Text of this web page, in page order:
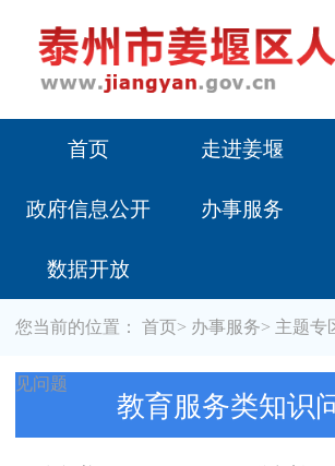
首页 走进姜堰
政府信息公开 办事服务
数据开放
您当前的位置：首页> 办事服务> 主题专
见问题
教育服务类知识